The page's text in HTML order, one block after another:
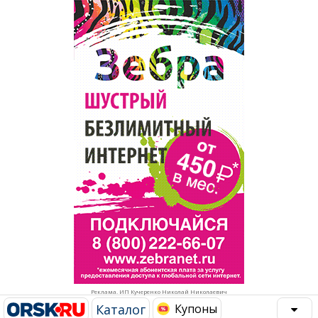
Реклама. ИП Кучеренко Николай Николаевич
Каталог Купоны
Рестораны, кафе, бары
Развлечения и отдых
Спорт Фитнес
Недвижимость
Красота Косметология
Торговля
Бизнес и финансы
Юристы, Экспертиза, Страхование
Ремонт
Социальные организации
Это интересно
Администрация
Популярное →